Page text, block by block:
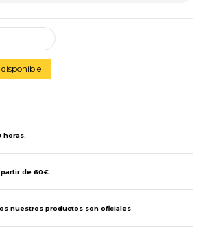
horas.
de 60€.
nuestros productos son oficiales